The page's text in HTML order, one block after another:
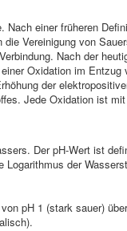
Nach einer früheren
die Vereinigung von
Nach der
Oxidation im Entzug
der
Jede Oxidation ist
Der pH-Wert ist
Logarithmus der
pH 1 (stark sauer)